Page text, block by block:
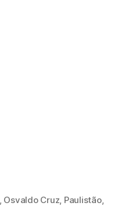
Osvaldo Cruz Paulistão,